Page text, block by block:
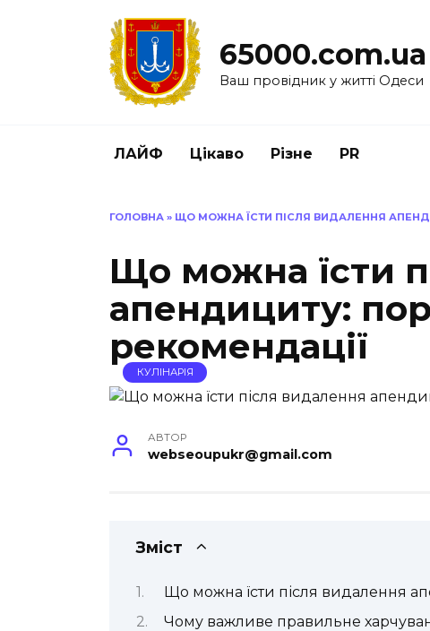
65000.com.ua
Ваш провідник у житті Одеси
ЛАЙФ Цікаво Різне PR
ГОЛОВНА » ЩО МОЖНА ЇСТИ ПІСЛЯ ВИДАЛЕННЯ
Що можна їсти
апендициту:
рекомендації
КУЛІНАРІЯ
АВТОР
webseoupukr@gmail.com
Зміст
Що можна їсти після видалення
Чому важливе правильне